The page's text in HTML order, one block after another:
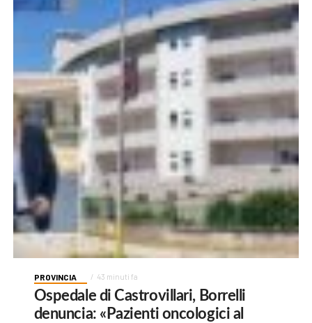
PROVINCIA 43 minuti fa
Ospedale di Castrovillari, Borrelli
denuncia: «Pazienti oncologici al